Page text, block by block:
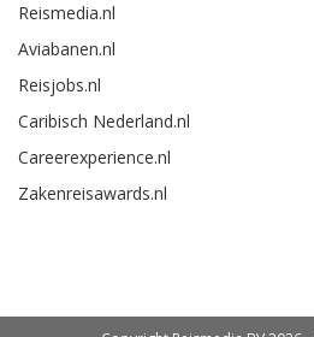
Reismedia.nl
Aviabanen.nl
Reisjobs.nl
Caribisch Nederland.nl
Careerexperience.nl
Zakenreisawards.nl